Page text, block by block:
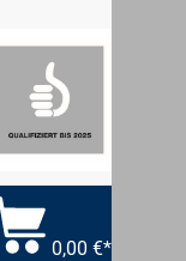
0,00 €*